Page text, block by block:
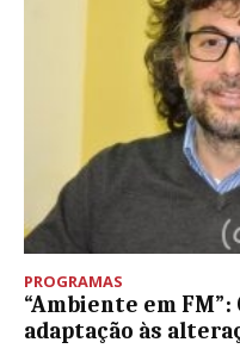
PROGRAMAS
“Ambiente em
adaptação às